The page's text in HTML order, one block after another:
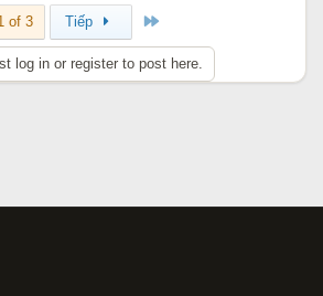
of 3 Tiếp
log in or register to post here.